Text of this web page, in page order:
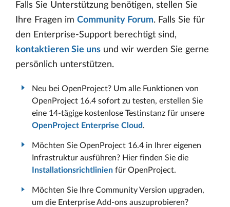
Falls Sie Unterstützung benötigen, stellen Sie
Ihre Fragen im Community Forum. Falls Sie für
den Enterprise-Support berechtigt sind,
kontaktieren Sie uns und wir werden Sie gerne
persönlich unterstützen.
Neu bei OpenProject? Um alle Funktionen von
OpenProject 16.4 sofort zu testen, erstellen Sie
eine 14-tägige kostenlose Testinstanz für unsere
OpenProject Enterprise Cloud.
Möchten Sie OpenProject 16.4 in Ihrer eigenen
Infrastruktur ausführen? Hier finden Sie die
Installationsrichtlinien für OpenProject.
Möchten Sie Ihre Community Version upgraden,
um die Enterprise Add-ons auszuprobieren?